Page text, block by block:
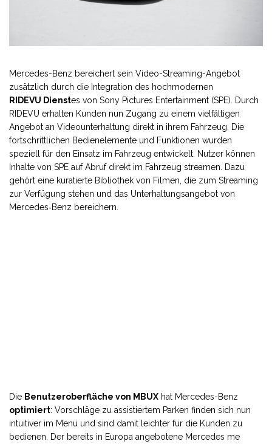
Mercedes-Benz bereichert sein Video-Streaming-Angebot
zusätzlich durch die Integration des hochmodernen
RIDEVU Dienstes von Sony Pictures Entertainment (SPE). Durch
RIDEVU erhalten Kunden nun Zugang zu einem vielfältigen
Angebot an Videounterhaltung direkt in ihrem Fahrzeug. Die
fortschrittlichen Bedienelemente und Funktionen wurden
speziell für den Einsatz im Fahrzeug entwickelt. Nutzer können
Inhalte von SPE auf Abruf direkt im Fahrzeug streamen. Dazu
gehört eine kuratierte Bibliothek von Filmen, die zum Streaming
zur Verfügung stehen und das Unterhaltungsangebot von
Mercedes‑Benz bereichern.
Die Benutzeroberfläche von MBUX hat Mercedes-Benz
optimiert: Vorschläge zu assistiertem Parken finden sich nun
intuitiver im Menü und sind damit leichter für die Kunden zu
bedienen. Der bereits in Europa angebotene Mercedes me